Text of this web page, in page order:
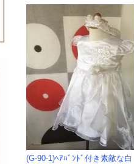
(G-90-1)ﾍｱﾊﾞﾝﾄﾞ付き素敵な白